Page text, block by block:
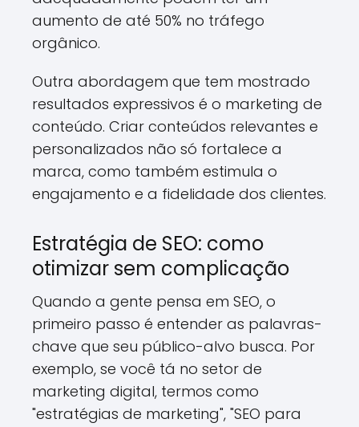
aumento de até 50% no tráfego
orgânico.
Outra abordagem que tem mostrado
resultados expressivos é o marketing de
conteúdo. Criar conteúdos relevantes e
personalizados não só fortalece a
marca, como também estimula o
engajamento e a fidelidade dos clientes.
Estratégia de SEO: como
otimizar sem complicação
Quando a gente pensa em SEO, o
primeiro passo é entender as palavras-
chave que seu público-alvo busca. Por
exemplo, se você tá no setor de
marketing digital, termos como
"estratégias de marketing", "SEO para